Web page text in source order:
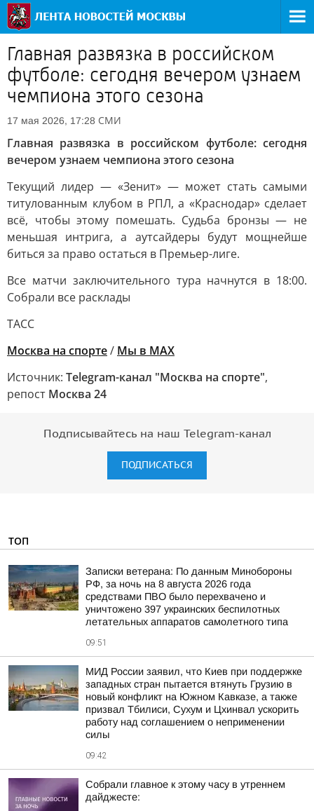
Главная развязка в российском
футболе: сегодня вечером узнаем
чемпиона этого сезона
17 мая 2026, 17:28 СМИ
Главная развязка в российском футболе: сегодня
вечером узнаем чемпиона этого сезона
Текущий лидер — «Зенит» — может стать самыми
титулованным клубом в РПЛ, а «Краснодар» сделает
всё, чтобы этому помешать. Судьба бронзы — не
меньшая интрига, а аутсайдеры будут мощнейше
биться за право остаться в Премьер-лиге.
Все матчи заключительного тура начнутся в 18:00.
Собрали все расклады
ТАСС
Москва на спорте/ Мы в MAX
Источник: Telegram-канал "Москва на спорте",
репост Москва 24
Подписывайтесь на наш Telegram-канал
ПОДПИСАТЬСЯ
ТОП
Записки ветерана: По данным Минобороны
РФ, за ночь на 8 августа 2026 года
средствами ПВО было перехвачено и
уничтожено 397 украинских беспилотных
летательных аппаратов самолетного типа
09:51
МИД России заявил, что Киев при поддержке
западных стран пытается втянуть Грузию в
новый конфликт на Южном Кавказе, а также
призвал Тбилиси, Сухум и Цхинвал ускорить
работу над соглашением о неприменении
силы
09:42
Собрали главное к этому часу в утреннем
дайджесте: